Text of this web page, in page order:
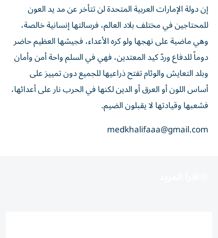
إن دولة الإمارات العربية المتحدة لن تتأخر عن مد يد العون
للمحتاجين في مختلف بلاد العالم، فرسالتها إنسانية خالصة،
وهي ماضية على نهجها ولو كره الأعداء، فجيشها العظيم حاضر
دوماً للدفاع وردّ كيد المعتدين، فهي في السلم واحة أمن وأمان
وبلد التعايش والوئام تفتح ذراعيها للجميع دون تمييز على
أساس اللون أو العرق أو الدين لكنها في الحرب نار على أعدائها،
فشعبها وقيادتها لا يقبلون الضيم.
medkhalifaaa@gmail.com